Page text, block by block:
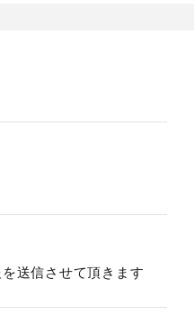
送信させて頂きます